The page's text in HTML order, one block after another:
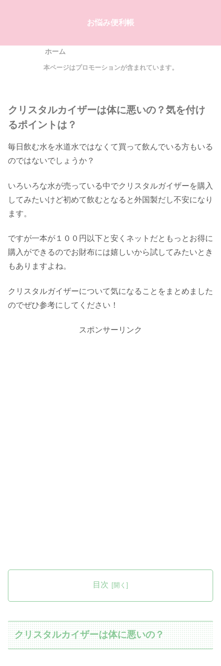
お悩み便利帳
ホーム
本ページはプロモーションが含まれています。
クリスタルカイザーは体に悪いの？気を付け
るポイントは？
毎日飲む水を水道水ではなくて買って飲んでいる方もいる
のではないでしょうか？
いろいろな水が売っている中でクリスタルガイザーを購入
してみたいけど初めて飲むとなると外国製だし不安になり
ます。
ですが一本が１００円以下と安くネットだともっとお得に
購入ができるのでお財布には嬉しいから試してみたいとき
もありますよね。
クリスタルガイザーについて気になることをまとめました
のでぜひ参考にしてください！
スポンサーリンク
目次
クリスタルカイザーは体に悪いの？